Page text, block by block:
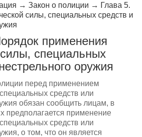
→ Закон о полиции → Глава 5.
силы, специальных средств и
применения
специальных
оружия
перед применением
средств или
обязан сообщить лицам, в
предполагается применение
средств или
о том, что он является